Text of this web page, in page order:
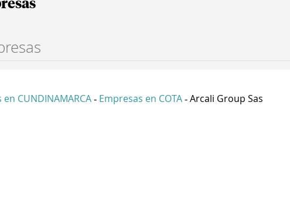
CUNDINAMARCA - Empresas en COTA - Arcali Group Sas